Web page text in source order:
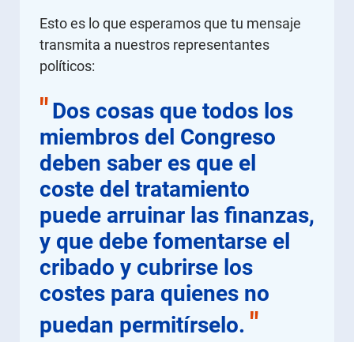
Esto es lo que esperamos que tu mensaje
transmita a nuestros representantes
políticos:
"Dos cosas que todos los
miembros del Congreso
deben saber es que el
coste del tratamiento
puede arruinar las finanzas,
y que debe fomentarse el
cribado y cubrirse los
costes para quienes no
puedan permitírselo. "